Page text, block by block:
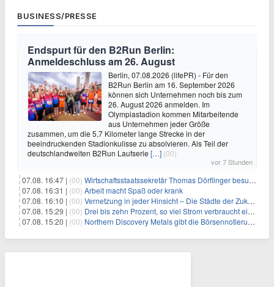
BUSINESS/PRESSE
Endspurt für den B2Run Berlin:
Anmeldeschluss am 26. August
Berlin, 07.08.2026 (lifePR) - Für den
B2Run Berlin am 16. September 2026
können sich Unternehmen noch bis zum
26. August 2026 anmelden. Im
Olympiastadion kommen Mitarbeitende
aus Unternehmen jeder Größe
zusammen, um die 5,7 Kilometer lange Strecke in der
beeindruckenden Stadionkulisse zu absolvieren. Als Teil der
deutschlandweiten B2Run Laufserie […] (00)
vor 7 Stunden
07.08. 16:47 | (00) Wirtschaftsstaatssekretär Thomas Dörflinger besucht Handwerksbetrieb im Kammerbezirk Freiburg
07.08. 16:31 | (00) Arbeit macht Spaß oder krank
07.08. 16:10 | (00) Vernetzung in jeder Hinsicht – Die Städte der Zukunft sind grün-blau
07.08. 15:29 | (00) Drei bis zehn Prozent, so viel Strom verbraucht ein Aufzug im Gebäude
07.08. 15:20 | (00) Northern Discovery Metals gibt die Börsennotierung an der Frankfurter Wertpapierbörse bekannt